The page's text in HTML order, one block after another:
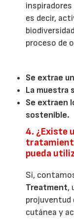
es decir,
proceso de
Se extrae
La muestra
Se extraen
sostenible.
4. ¿Existe
pueda
Sí,
Treatment,
projuventud
cutánea y